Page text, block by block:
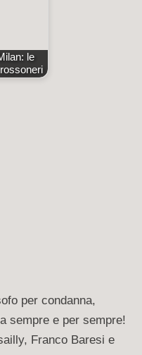
le
per condanna,
sempre e per sempre!
Franco Baresi e